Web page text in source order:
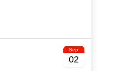
Sep
02